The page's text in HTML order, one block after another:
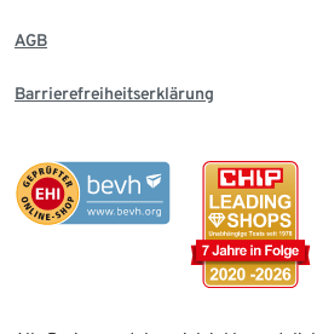
AGB
Barrierefreiheitserklärung